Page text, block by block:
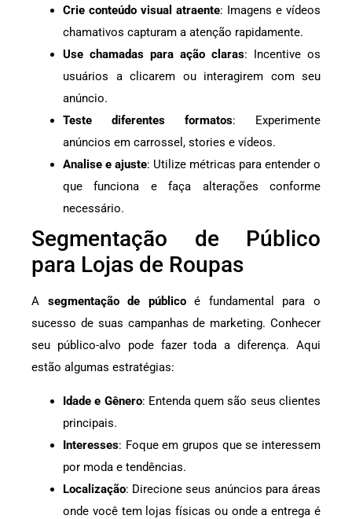
Crie conteúdo visual atraente: Imagens e vídeos
chamativos capturam a atenção rapidamente.
Use chamadas para ação claras: Incentive os
usuários a clicarem ou interagirem com seu
anúncio.
Teste diferentes formatos: Experimente
anúncios em carrossel, stories e vídeos.
Analise e ajuste: Utilize métricas para entender o
que funciona e faça alterações conforme
necessário.
Segmentação de Público
para Lojas de Roupas
A segmentação de públicoé fundamental para o
sucesso de suas campanhas de marketing. Conhecer
seu público-alvo pode fazer toda a diferença. Aqui
estão algumas estratégias:
Idade e Gênero: Entenda quem são seus clientes
principais.
Interesses: Foque em grupos que se interessem
por moda e tendências.
Localização: Direcione seus anúncios para áreas
onde você tem lojas físicas ou onde a entrega é